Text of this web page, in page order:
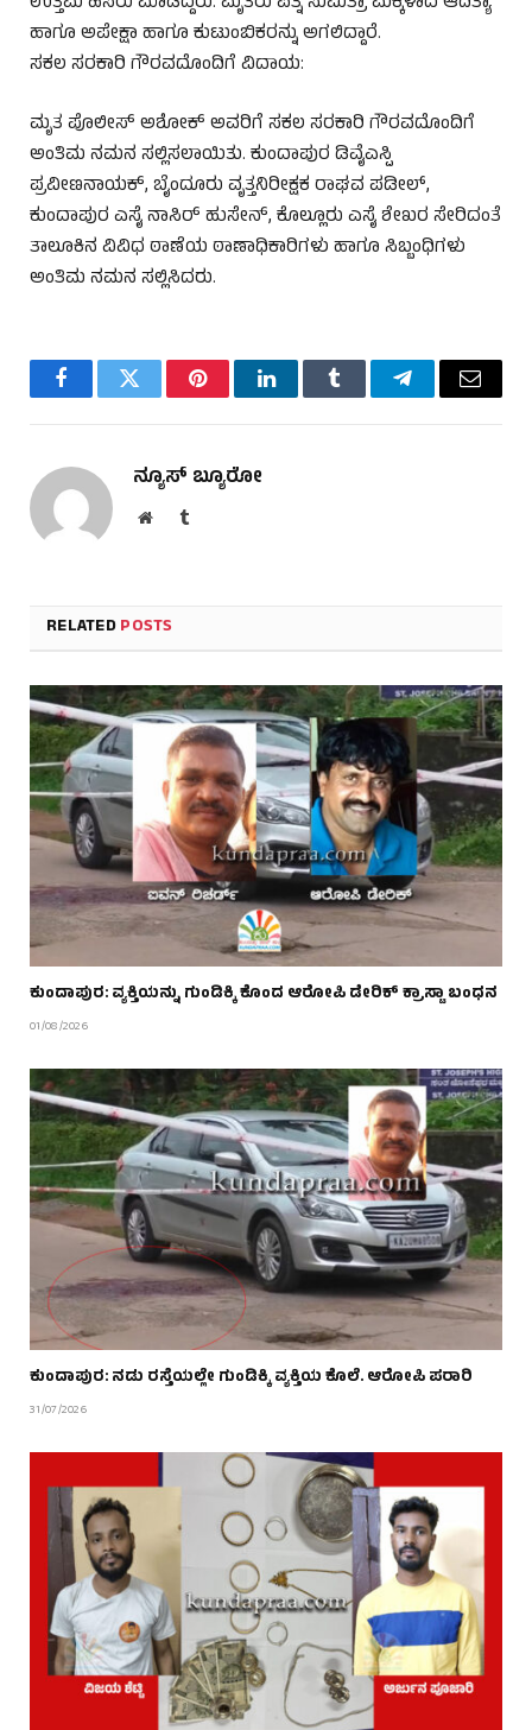
ಹಾಗೂ ಅಪೇಕ್ಷಾ ಹಾಗೂ ಕುಟುಂಬಿಕರನ್ನು ಅಗಲಿದ್ದಾರೆ.
ಸಕಲ ಸರಕಾರಿ ಗೌರವದೊಂದಿಗೆ ವಿದಾಯ:
ಮೃತ ಪೊಲೀಸ್ ಅಶೋಕ್ ಅವರಿಗೆ ಸಕಲ ಸರಕಾರಿ ಗೌರವದೊಂದಿಗೆ
ಅಂತಿಮ ನಮನ ಸಲ್ಲಿಸಲಾಯಿತು. ಕುಂದಾಪುರ ಡಿವೈಎಸ್ಪಿ
ಪ್ರವೀಣನಾಯಕ್, ಬೈಂದೂರು ವೃತ್ತನಿರೀಕ್ಷಕ ರಾಘವ ಪಡೀಲ್,
ಕುಂದಾಪುರ ಎಸೈ ನಾಸಿರ್ ಹುಸೇನ್, ಕೊಲ್ಲೂರು ಎಸೈ ಶೇಖರ ಸೇರಿದಂತೆ
ತಾಲೂಕಿನ ವಿವಿಧ ಠಾಣೆಯ ಠಾಣಾಧಿಕಾರಿಗಳು ಹಾಗೂ ಸಿಬ್ಬಂಧಿಗಳು
ಅಂತಿಮ ನಮನ ಸಲ್ಲಿಸಿದರು.
FacebookTwitter PinterestLinkedInTumblr TelegramEmail
ನ್ಯೂಸ್ ಬ್ಯೂರೋ
WebsiteTumblr
RELATEDPOSTS
ಕುಂದಾಪುರ: ವ್ಯಕ್ತಿಯನ್ನು ಗುಂಡಿಕ್ಕಿ ಕೊಂದ ಆರೋಪಿ ಡೇರಿಕ್‌ ಕ್ರಾಸ್ಟಾ ಬಂಧನ
01/08/2026
ಕುಂದಾಪುರ: ನಡು ರಸ್ತೆಯಲ್ಲೇ ಗುಂಡಿಕ್ಕಿ ವ್ಯಕ್ತಿಯ ಕೊಲೆ.‌ ಆರೋಪಿ ಪರಾರಿ
31/07/2026